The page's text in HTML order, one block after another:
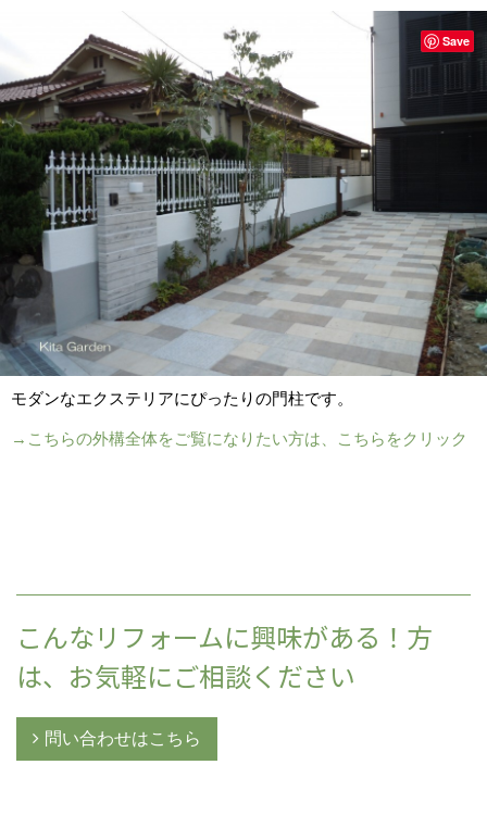
モダンなエクステリアにぴったりの門柱です。
→こちらの外構全体をご覧になりたい方は、こちらをクリック
Save
こんなリフォームに興味がある！方
は、お気軽にご相談ください
問い合わせはこちら